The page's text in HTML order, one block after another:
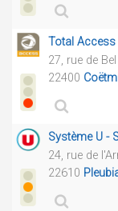
Total Access
27, rue de
22400
Système U -
24, rue de
22610